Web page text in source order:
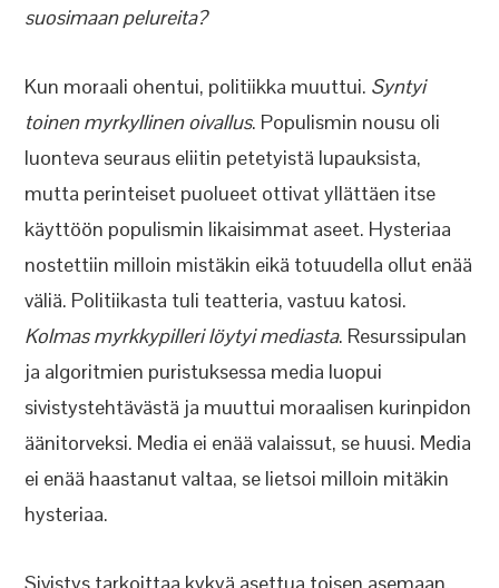
suosimaan pelureita?
Kun moraali ohentui, politiikka muuttui. Syntyi
toinen myrkyllinen oivallus. Populismin nousu oli
luonteva seuraus eliitin petetyistä lupauksista,
mutta perinteiset puolueet ottivat yllättäen itse
käyttöön populismin likaisimmat aseet. Hysteriaa
nostettiin milloin mistäkin eikä totuudella ollut enää
väliä. Politiikasta tuli teatteria, vastuu katosi.
Kolmas myrkkypilleri löytyi mediasta. Resurssipulan
ja algoritmien puristuksessa media luopui
sivistystehtävästä ja muuttui moraalisen kurinpidon
äänitorveksi. Media ei enää valaissut, se huusi. Media
ei enää haastanut valtaa, se lietsoi milloin mitäkin
hysteriaa.